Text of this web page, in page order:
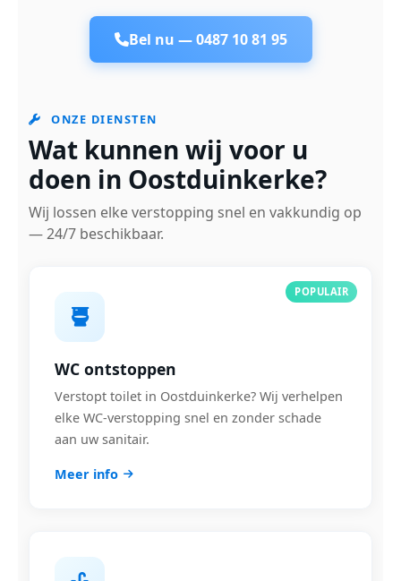
Bel nu —0487 10 81 95
ONZE DIENSTEN
Wat kunnen wij voor u
doen in Oostduinkerke?
Wij lossen elke verstopping snel en vakkundig op
— 24/7 beschikbaar.
POPULAIR
WC ontstoppen
Verstopt toilet in Oostduinkerke? Wij verhelpen
elke WC-verstopping snel en zonder schade
aan uw sanitair.
Meer info